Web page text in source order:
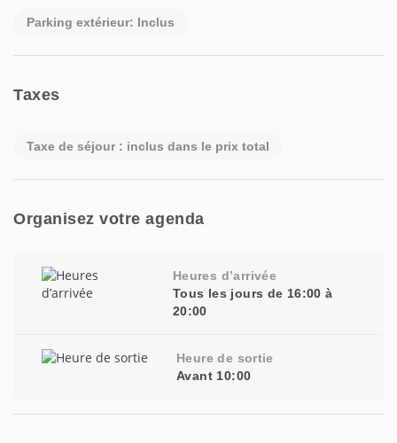
Parking extérieur: Inclus
Taxes
Taxe de séjour : inclus dans le prix total
Organisez votre agenda
Heures d’arrivée
Tous les jours de 16:00 à
20:00
Heure de sortie
Avant 10:00